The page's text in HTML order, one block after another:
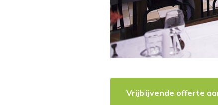
Vrijblijvende offerte